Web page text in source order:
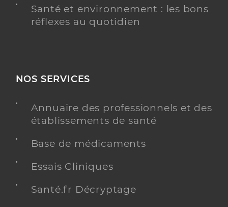
Santé et environnement : les bons
réflexes au quotidien
NOS SERVICES
Annuaire des professionnels et des
établissements de santé
Base de médicaments
Essais Cliniques
Santé.fr Décryptage